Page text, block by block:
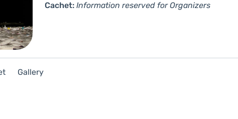
Cachet: Information reserved for Organizers
Gallery